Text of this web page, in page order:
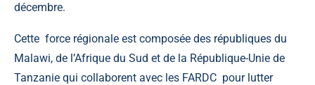
décembre.
Cette force régionale est composée des républiques du
Malawi, de l’Afrique du Sud et de la République-Unie de
Tanzanie qui collaborent avec les FARDC pour lutter